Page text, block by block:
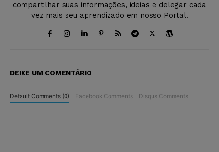
compartilhar suas informações, ideias e delegar cada
vez mais seu aprendizado em nosso Portal.
DEIXE UM COMENTÁRIO
Default Comments (0) Facebook Comments Disqus Comments